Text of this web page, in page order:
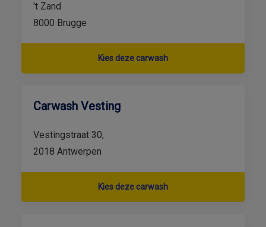
't Zand
8000 Brugge
Kies deze carwash
Carwash Vesting
Vestingstraat 30,
2018 Antwerpen
Kies deze carwash